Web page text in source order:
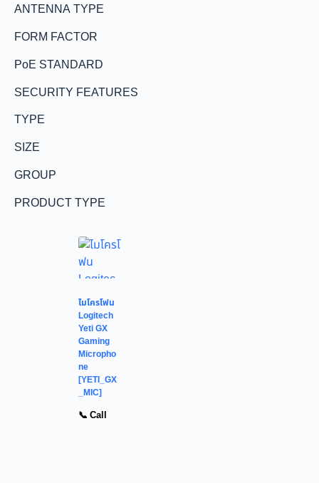
ANTENNA TYPE
FORM FACTOR
PoE STANDARD
SECURITY FEATURES
TYPE
SIZE
GROUP
PRODUCT TYPE
ไมโครโฟน
Logitech
Yeti GX
Gaming
Micropho
ne
[YETI_GX
_MIC]
📞 Call